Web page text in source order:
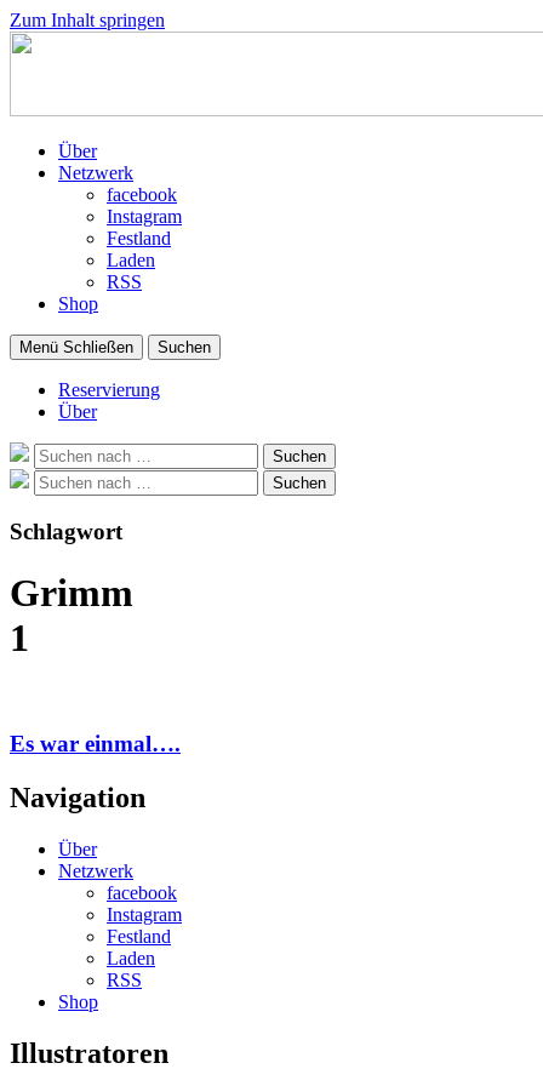
Zum Inhalt springen
Über
Netzwerk
facebook
Instagram
Festland
Laden
RSS
Shop
Menü Schließen Suchen
Reservierung
Über
Suche
nach:
Suchen
Suche
nach:
Suchen
Schlagwort
Grimm
1
Es war einmal….
Navigation
Über
Netzwerk
facebook
Instagram
Festland
Laden
RSS
Shop
Illustratoren